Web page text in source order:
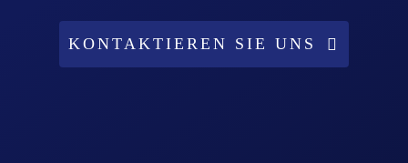
KONTAKTIEREN SIE UNS